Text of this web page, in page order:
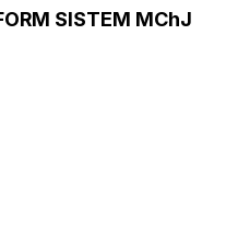
SISTEM MChJ